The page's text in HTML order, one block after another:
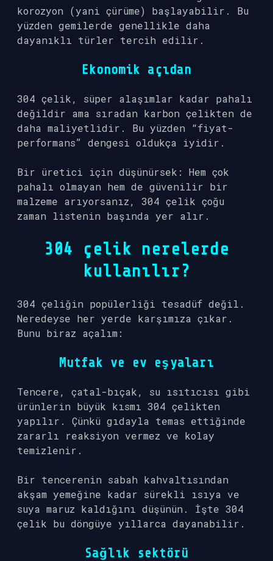
korozyon (yani çürüme) başlayabilir. Bu
yüzden gemilerde genellikle daha
dayanıklı türler tercih edilir.
Ekonomik açıdan
304 çelik, süper alaşımlar kadar pahalı
değildir ama sıradan karbon çelikten de
daha maliyetlidir. Bu yüzden “fiyat-
performans” dengesi oldukça iyidir.
Bir üretici için düşünürsek: Hem çok
pahalı olmayan hem de güvenilir bir
malzeme arıyorsanız, 304 çelik çoğu
zaman listenin başında yer alır.
304 çelik nerelerde
kullanılır?
304 çeliğin popülerliği tesadüf değil.
Neredeyse her yerde karşımıza çıkar.
Bunu biraz açalım:
Mutfak ve ev eşyaları
Tencere, çatal-bıçak, su ısıtıcısı gibi
ürünlerin büyük kısmı 304 çelikten
yapılır. Çünkü gıdayla temas ettiğinde
zararlı reaksiyon vermez ve kolay
temizlenir.
Bir tencerenin sabah kahvaltısından
akşam yemeğine kadar sürekli ısıya ve
suya maruz kaldığını düşünün. İşte 304
çelik bu döngüye yıllarca dayanabilir.
Sağlık sektörü